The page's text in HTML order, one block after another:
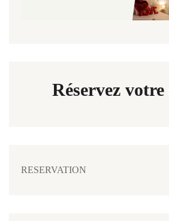
Réservez
RESERVATION